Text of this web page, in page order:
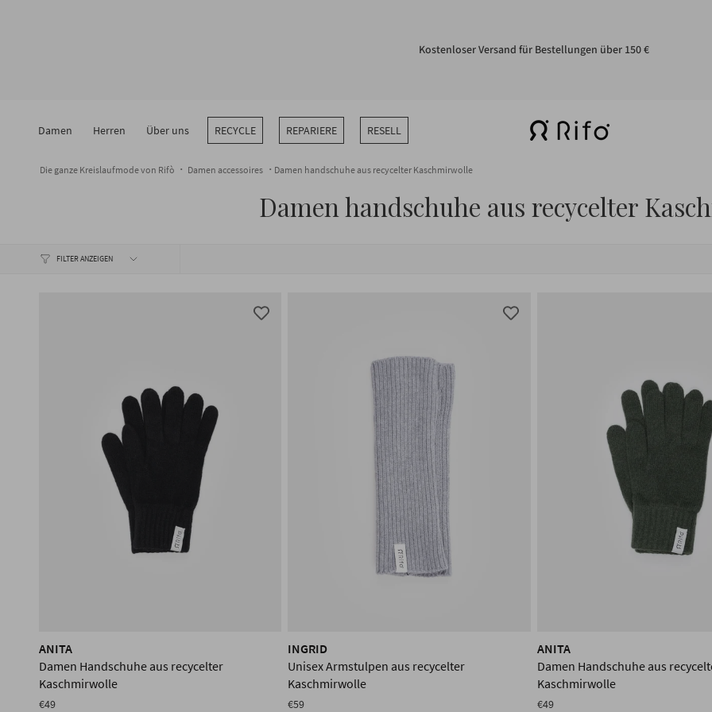
Einfache Rückgabe innerhalb von 14 Tagen
Damen Herren Über uns RECYCLE REPARIERE RESELL
Die ganze Kreislaufmode von Rifò Damen accessoires Damen handschuhe aus recycelter Kaschmirwolle
Damen handschuhe aus recycelter
FILTER ANZEIGEN
ANITA
Damen Handschuhe aus recycelter
Kaschmirwolle
€49
INGRID
Unisex Armstulpen aus recycelter
Kaschmirwolle
€59
ANITA
Damen Handschuhe aus
Kaschmirwolle
€49